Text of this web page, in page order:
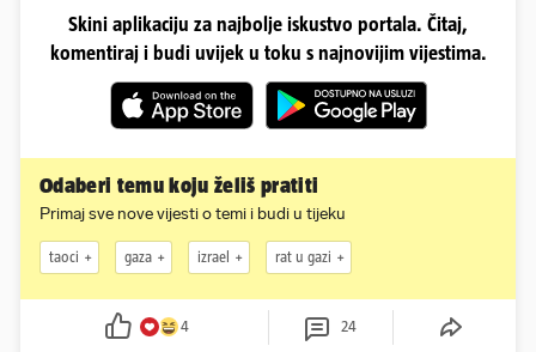
Skini aplikaciju za najbolje iskustvo portala. Čitaj,
komentiraj i budi uvijek u toku s najnovijim vijestima.
Odaberi temu koju želiš pratiti
Primaj sve nove vijesti o temi i budi u tijeku
taoci gaza izrael rat u gazi
4 24